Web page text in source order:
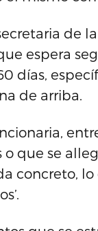
de
espera
días,
de arriba.
o que se
concreto, lo